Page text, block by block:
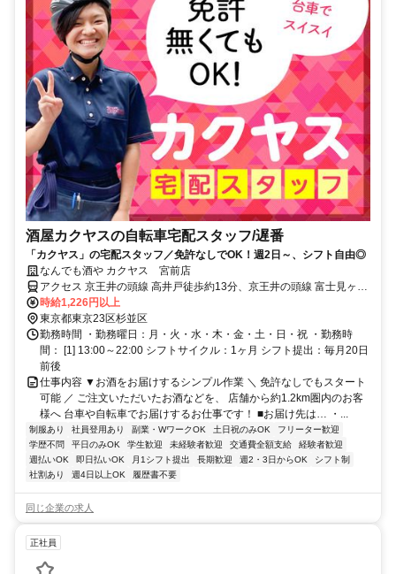
酒屋カクヤスの自転車宅配スタッフ/遅番
「カクヤス」の宅配スタッフ／免許なしでOK！週2日～、シフト自由◎
なんでも酒や カクヤス 宮前店
アクセス 京王井の頭線 高井戸徒歩約13分、京王井の頭線 富士見ヶ丘
北口徒歩約15分、京王井の頭線 久我山北口徒歩約20分 ※マイカー
（車・バイク）通勤不可
時給1,226円以上
東京都東京23区杉並区
勤務時間 ・勤務曜日：月・火・水・木・金・土・日・祝 ・勤務時
間： [1] 13:00～22:00 シフトサイクル：1ヶ月 シフト提出：毎月20日
前後
仕事内容 ▼お酒をお届けするシンプル作業 ＼ 免許なしでもスタート
可能 ／ ご注文いただいたお酒などを、 店舗から約1.2km圏内のお客
様へ 台車や自転車でお届けするお仕事です！ ■お届け先は… ・...
制服あり 社員登用あり 副業・WワークOK 土日祝のみOK
フリーター歓迎
学歴不問
平日のみOK 学生歓迎 未経験者歓迎 交通費全額支給
経験者歓迎
週払いOK
即日払いOK 月1シフト提出 長期歓迎 週2・3日からOK
シフト制
社割あり
週4日以上OK 履歴書不要
同じ企業の求人
正社員